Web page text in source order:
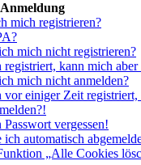
mich registrieren?
mich nicht registrieren?
registriert, kann mich
mich nicht anmelden?
vor einiger Zeit registriert,
vergessen!
automatisch
„Alle Cookies